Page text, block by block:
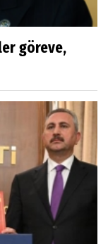
göreve,